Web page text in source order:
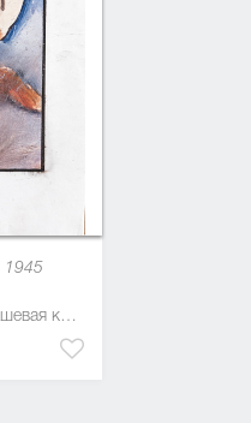
1945
40 x 30 см, бумага, гуашевая краска